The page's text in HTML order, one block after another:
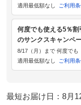
適用最低額なし
ご利用
何度でも使える5％
のサンクスキャンペー
8/17（月）まで 何度でも
適用最低額なし
ご利用
最短お届け日：8月